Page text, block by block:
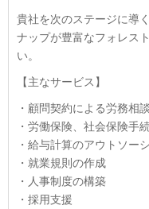
貴社を次のステージに導
ナップが豊富なフォレス
い。
【主なサービス】
・顧問契約による労務相談
・労働保険、社会保険手
・給与計算のアウトソー
・就業規則の作成
・人事制度の構築
・採用支援